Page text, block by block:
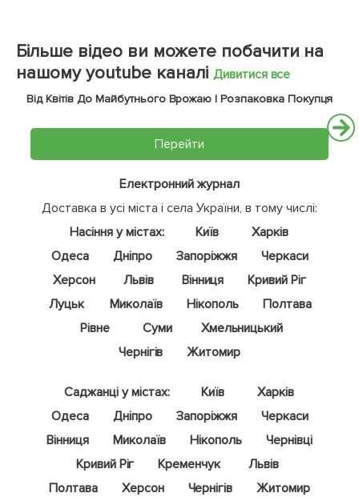
Більше відео ви можете побачити на
нашому youtube каналі Дивитися все
Від Квітів До Майбутнього Врожаю | Розпаковка Покупця
Перейти
Електронний журнал
Доставка в усі міста і села України, в тому числі:
Насіння у містах:
Київ
Харків
Одеса
Дніпро Запоріжжя
Черкаси
Херсон
Львів Вінниця
Кривий Ріг
Луцьк
Миколаїв Нікополь
Полтава
Рівне
Суми
Хмельницький
Чернігів
Житомир
Саджанці у містах: Київ
Харків
Одеса
Дніпро Запоріжжя
Черкаси
Вінниця
Миколаїв Нікополь
Чернівці
Кривий Ріг
Кременчук
Львів
Полтава
Херсон Чернігів Житомир